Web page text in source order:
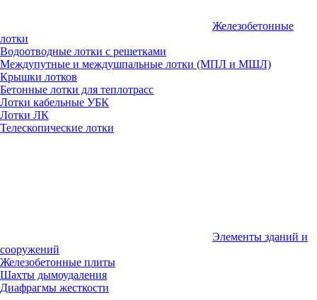
Железобетонные
лотки
Водоотводные лотки с решетками
Междупутные и междушпальные лотки (МПЛ и МШЛ)
Крышки лотков
Бетонные лотки для теплотрасс
Лотки кабельные УБК
Лотки ЛК
Телескопические лотки
Элементы зданий и
сооружений
Железобетонные плиты
Шахты дымоудаления
Диафрагмы жесткости